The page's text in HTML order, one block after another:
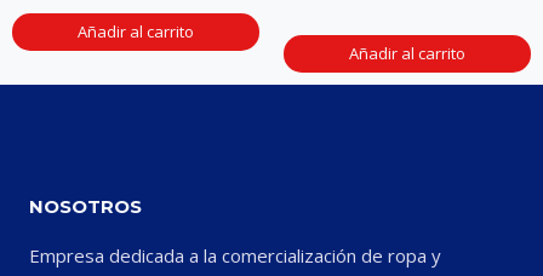
Añadir al carrito
Añadir al carrito
NOSOTROS
Empresa dedicada a la comercialización de ropa y